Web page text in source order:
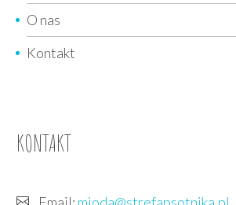
O nas
Kontakt
KONTAKT